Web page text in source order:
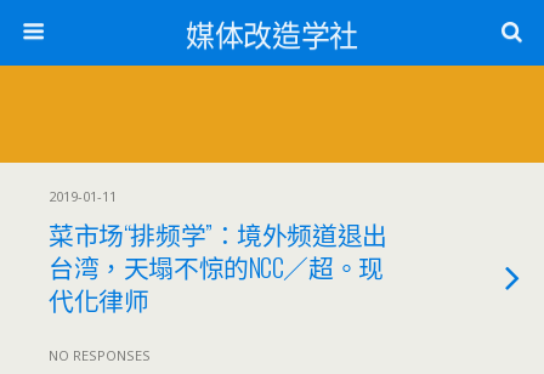
媒体改造学社
2019-01-11
菜市场“排频学”：境外频道退出
台湾，天塌不惊的NCC／超。现
代化律师
NO RESPONSES